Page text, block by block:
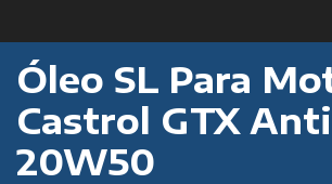
Óleo SL Para
Castrol GTX
20W50